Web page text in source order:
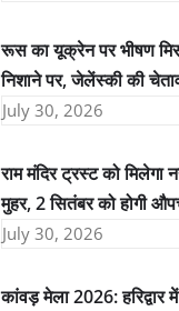
रूस का यूक्रेन पर भीषण
निशाने पर, जेलेंस्की की
July 30, 2026
राम मंदिर ट्रस्ट को
मुहर, 2 सितंबर को होगी
July 30, 2026
कांवड़ मेला 2026: